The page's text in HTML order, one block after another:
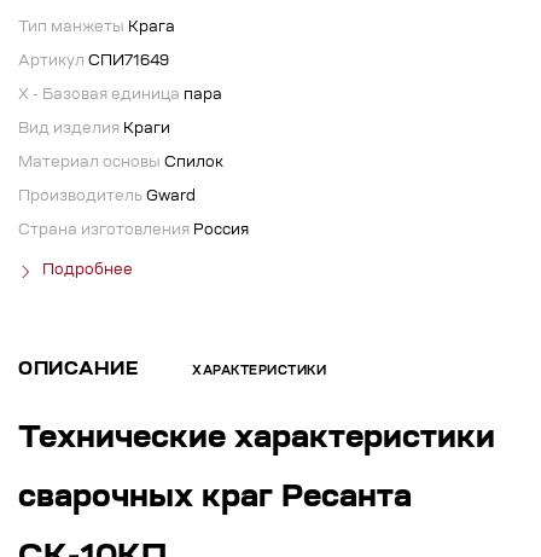
Тип манжеты Крага
Артикул СПИ71649
X - Базовая единица пара
Вид изделия Краги
Материал основы Спилок
Производитель Gward
Страна изготовления Россия
Подробнее
ОПИСАНИЕ ХАРАКТЕРИСТИКИ
Технические характеристики
сварочных краг Ресанта